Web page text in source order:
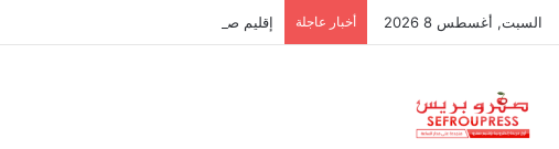
السبت, أغسطس 8 2026 أخبار عاجلة إقليم صفرو: المواطن خدام… والجماعة ناعسة!